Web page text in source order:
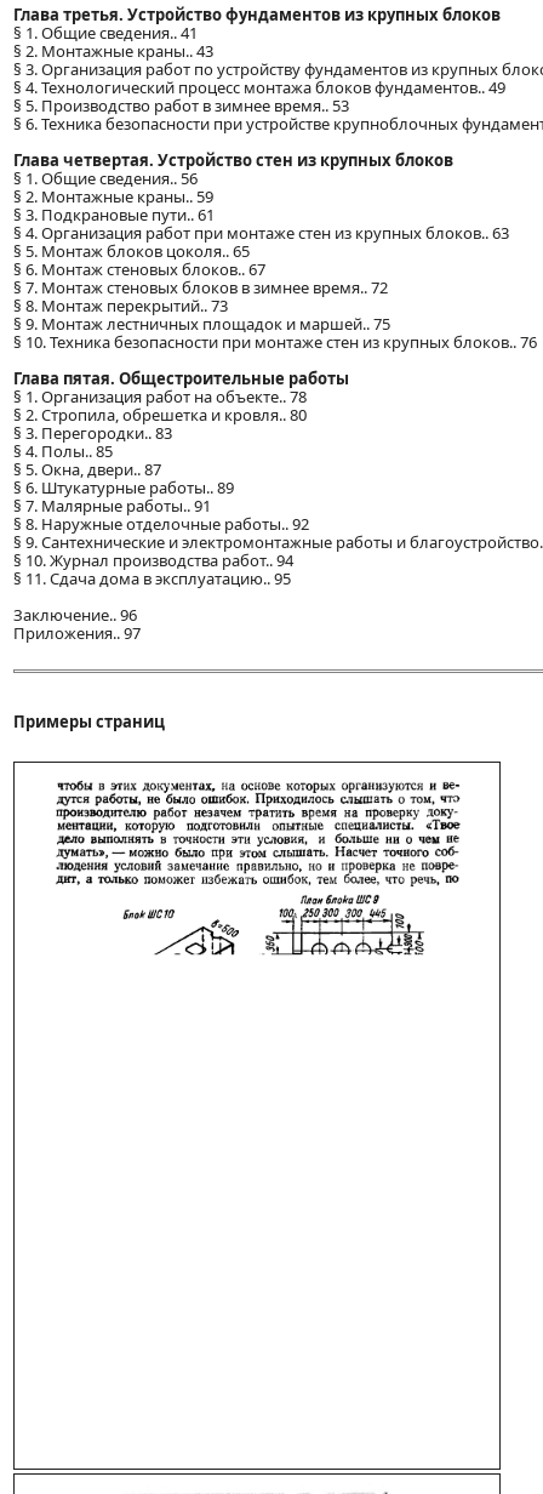
Глава третья. Устройство фундаментов из крупных блоков
§ 1. Общие сведения.. 41
§ 2. Монтажные краны.. 43
§ 3. Организация работ по устройству фундаментов из крупных
§ 4. Технологический процесс монтажа блоков фундаментов.. 49
§ 5. Производство работ в зимнее время.. 53
§ 6. Техника безопасности при устройстве крупноблочных
Глава четвертая. Устройство стен из крупных блоков
§ 1. Общие сведения.. 56
§ 2. Монтажные краны.. 59
§ 3. Подкрановые пути.. 61
§ 4. Организация работ при монтаже стен из крупных блоков.. 63
§ 5. Монтаж блоков цоколя.. 65
§ 6. Монтаж стеновых блоков.. 67
§ 7. Монтаж стеновых блоков в зимнее время.. 72
§ 8. Монтаж перекрытий.. 73
§ 9. Монтаж лестничных площадок и маршей.. 75
§ 10. Техника безопасности при монтаже стен из крупных блоков.. 76
Глава пятая. Общестроительные работы
§ 1. Организация работ на объекте.. 78
§ 2. Стропила, обрешетка и кровля.. 80
§ 3. Перегородки.. 83
§ 4. Полы.. 85
§ 5. Окна, двери.. 87
§ 6. Штукатурные работы.. 89
§ 7. Малярные работы.. 91
§ 8. Наружные отделочные работы.. 92
§ 9. Сантехнические и электромонтажные работы и
§ 10. Журнал производства работ.. 94
§ 11. Сдача дома в эксплуатацию.. 95
Заключение.. 96
Приложения.. 97
Примеры страниц